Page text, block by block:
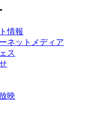
情報
ネットメディア
ス
映